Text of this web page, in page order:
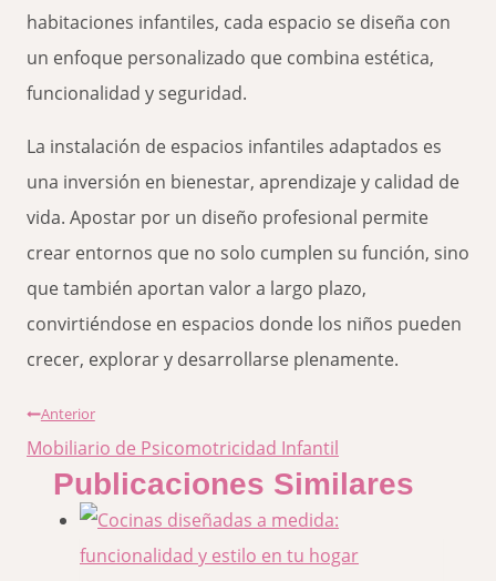
habitaciones infantiles, cada espacio se diseña con
un enfoque personalizado que combina estética,
funcionalidad y seguridad.
La instalación de espacios infantiles adaptados es
una inversión en bienestar, aprendizaje y calidad de
vida. Apostar por un diseño profesional permite
crear entornos que no solo cumplen su función, sino
que también aportan valor a largo plazo,
convirtiéndose en espacios donde los niños pueden
crecer, explorar y desarrollarse plenamente.
Navegación
de
entradas
Anterior
Mobiliario de Psicomotricidad Infantil
Publicaciones Similares